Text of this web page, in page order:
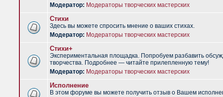
Модератор: Модераторы творческих мастерских
Стихи
Здесь вы можете спросить мнение о ваших стихах.
Модератор: Модераторы творческих мастерских
Стихи+
Экспериментальная площадка. Попробуем разбавить
творчества. Подробнее — читайте прилепленную тему!
Модератор: Модераторы творческих мастерских
Исполнение
В этом форуме вы можете получить отзыв о Вашем